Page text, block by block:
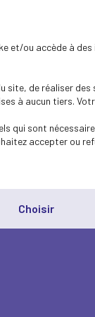
et/ou accède à
de réaliser
à aucun tiers.
qui sont
accepter ou
Choisir